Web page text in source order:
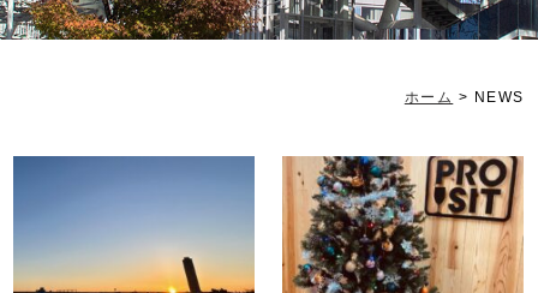
ホーム > NEWS